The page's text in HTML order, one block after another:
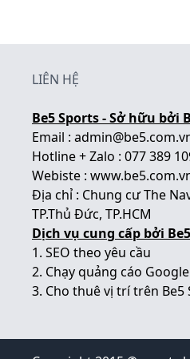
LIÊN HỆ
Be5 Sports - Sở hữu bởi
Email :
Hotline + Zalo : 077 389
Webiste :
Địa chỉ : Chung cư The
TP.Thủ Đức, TP.HCM
Dịch vụ cung cấp bởi
1. SEO theo yêu cầu
2. Chạy quảng cáo Google
3. Cho thuê vị trí trên Be5